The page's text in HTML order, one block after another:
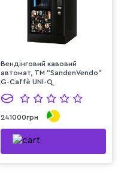
Вендінговий кавовий
автомат, TM "SandenVendo"
G-Caffè UNI-Q
241000грн